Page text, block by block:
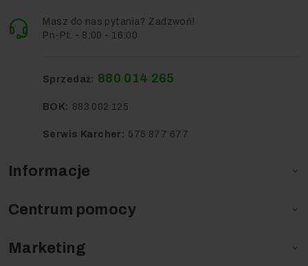
Informacje 
Centrum pomocy 
Marketing 
Masz do nas pytania? Zadzwoń!
Pn-Pt. - 8:00 - 16:00
Sprzedaż: 880 014 265
BOK: 883 002 125
Serwis Karcher: 575 877 677